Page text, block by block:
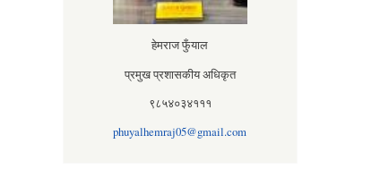
हेमराज फुँयाल
प्रमुख प्रशासकीय अधिकृत
९८५४०३४१११
phuyalhemraj05@gmail.com